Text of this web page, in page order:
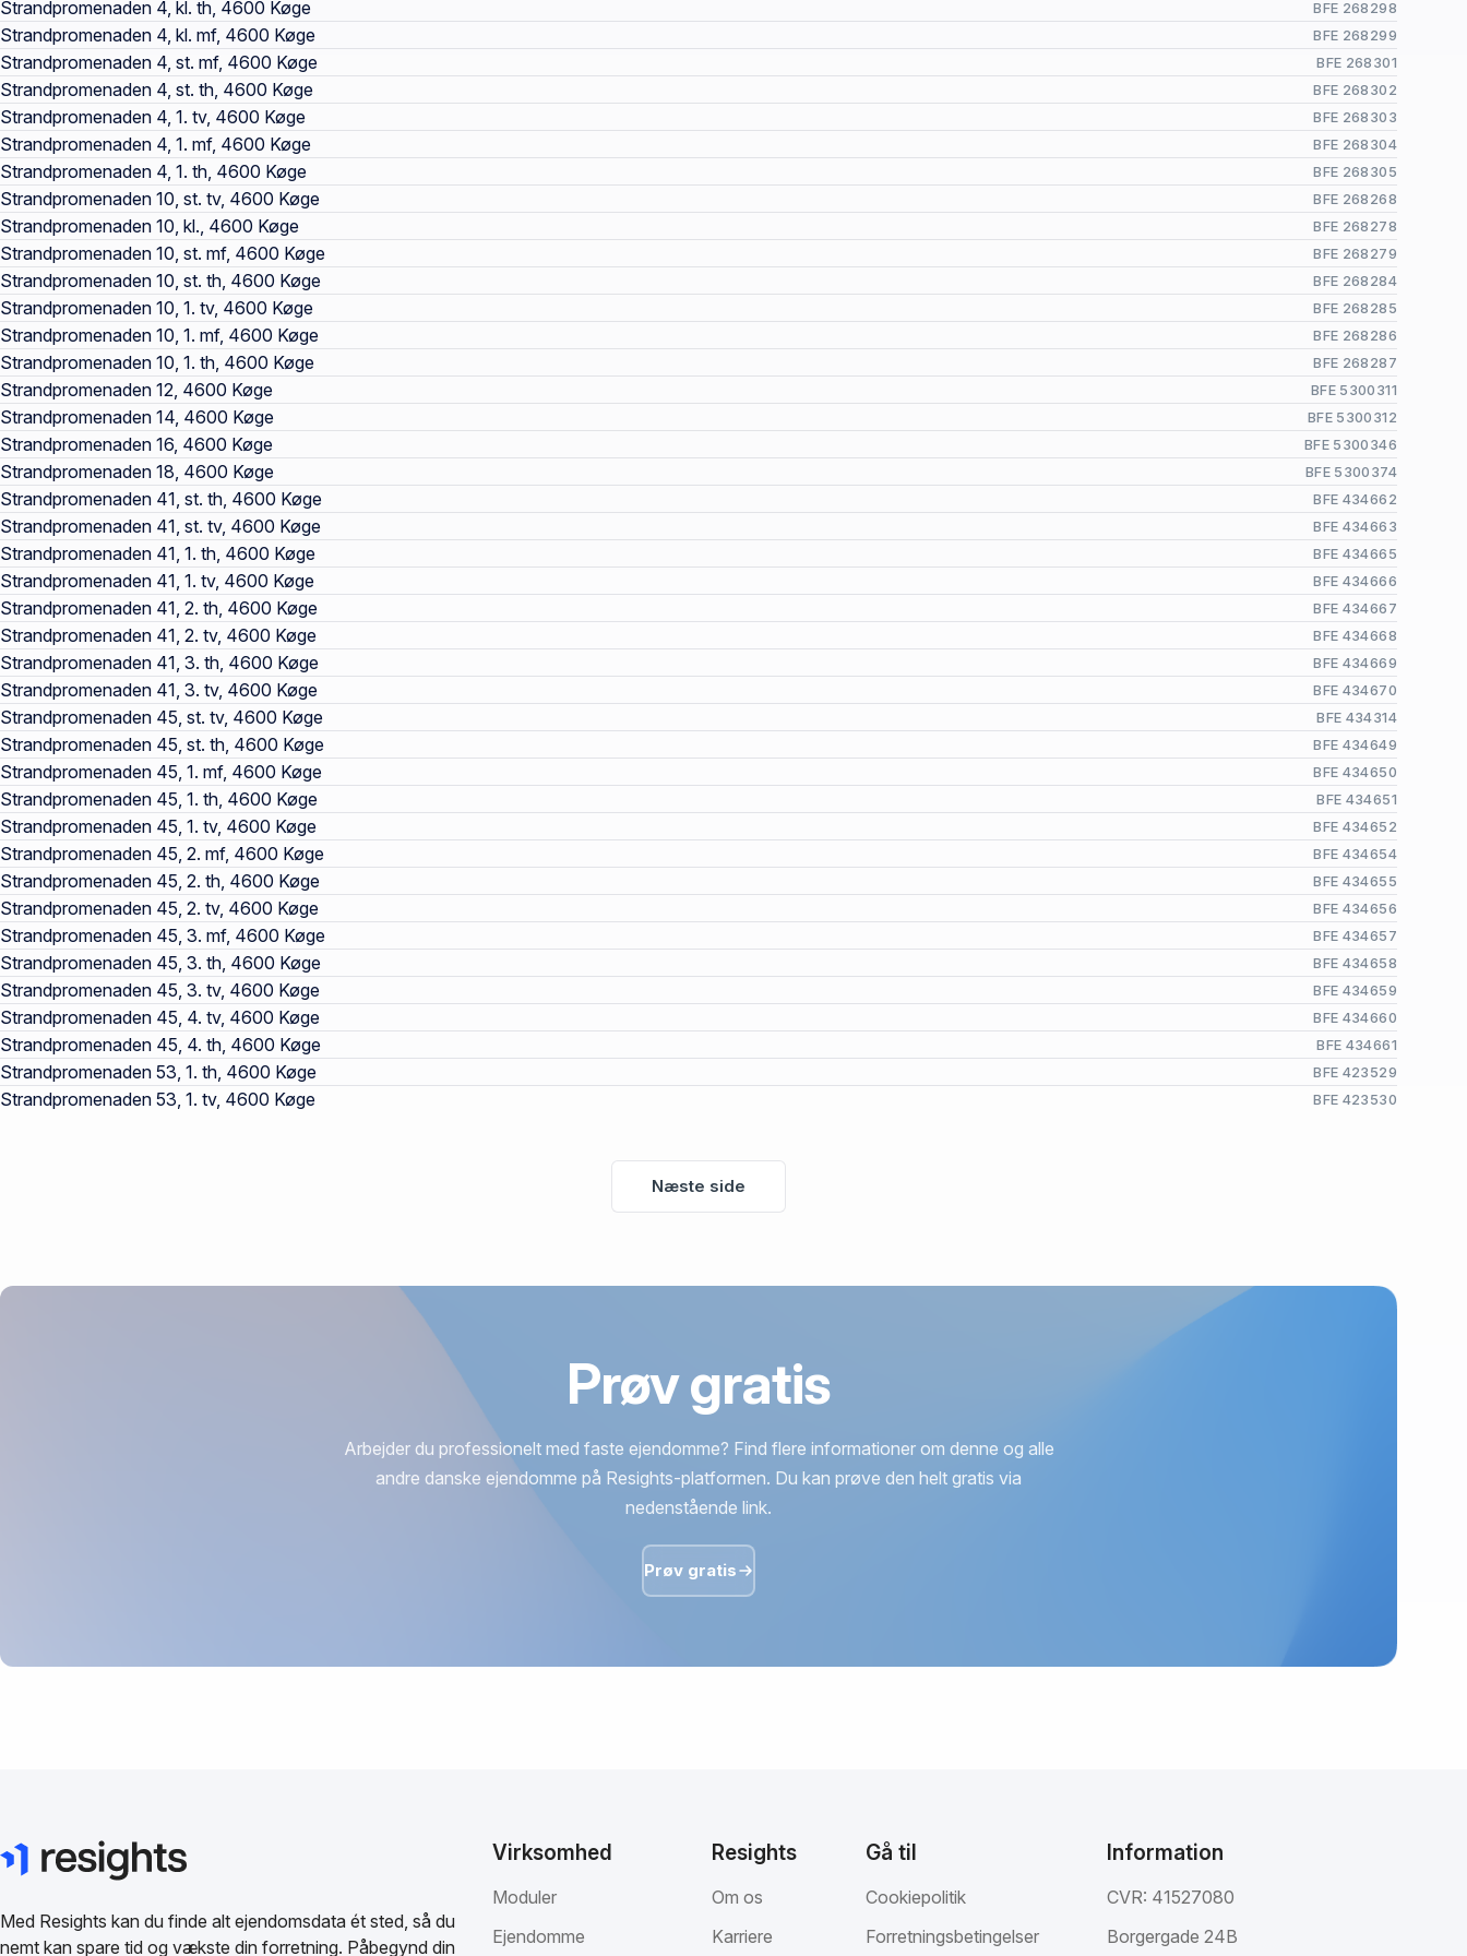
Strandpromenaden 4, kl. th, 4600 Køge BFE 268298
Strandpromenaden 4, kl. mf, 4600 Køge BFE 268299
Strandpromenaden 4, st. mf, 4600 Køge BFE 268301
Strandpromenaden 4, st. th, 4600 Køge BFE 268302
Strandpromenaden 4, 1. tv, 4600 Køge BFE 268303
Strandpromenaden 4, 1. mf, 4600 Køge BFE 268304
Strandpromenaden 4, 1. th, 4600 Køge BFE 268305
Strandpromenaden 10, st. tv, 4600 Køge BFE 268268
Strandpromenaden 10, kl., 4600 Køge BFE 268278
Strandpromenaden 10, st. mf, 4600 Køge BFE 268279
Strandpromenaden 10, st. th, 4600 Køge BFE 268284
Strandpromenaden 10, 1. tv, 4600 Køge BFE 268285
Strandpromenaden 10, 1. mf, 4600 Køge BFE 268286
Strandpromenaden 10, 1. th, 4600 Køge BFE 268287
Strandpromenaden 12, 4600 Køge BFE 5300311
Strandpromenaden 14, 4600 Køge BFE 5300312
Strandpromenaden 16, 4600 Køge BFE 5300346
Strandpromenaden 18, 4600 Køge BFE 5300374
Strandpromenaden 41, st. th, 4600 Køge BFE 434662
Strandpromenaden 41, st. tv, 4600 Køge BFE 434663
Strandpromenaden 41, 1. th, 4600 Køge BFE 434665
Strandpromenaden 41, 1. tv, 4600 Køge BFE 434666
Strandpromenaden 41, 2. th, 4600 Køge BFE 434667
Strandpromenaden 41, 2. tv, 4600 Køge BFE 434668
Strandpromenaden 41, 3. th, 4600 Køge BFE 434669
Strandpromenaden 41, 3. tv, 4600 Køge BFE 434670
Strandpromenaden 45, st. tv, 4600 Køge BFE 434314
Strandpromenaden 45, st. th, 4600 Køge BFE 434649
Strandpromenaden 45, 1. mf, 4600 Køge BFE 434650
Strandpromenaden 45, 1. th, 4600 Køge BFE 434651
Strandpromenaden 45, 1. tv, 4600 Køge BFE 434652
Strandpromenaden 45, 2. mf, 4600 Køge BFE 434654
Strandpromenaden 45, 2. th, 4600 Køge BFE 434655
Strandpromenaden 45, 2. tv, 4600 Køge BFE 434656
Strandpromenaden 45, 3. mf, 4600 Køge BFE 434657
Strandpromenaden 45, 3. th, 4600 Køge BFE 434658
Strandpromenaden 45, 3. tv, 4600 Køge BFE 434659
Strandpromenaden 45, 4. tv, 4600 Køge BFE 434660
Strandpromenaden 45, 4. th, 4600 Køge BFE 434661
Strandpromenaden 53, 1. th, 4600 Køge BFE 423529
Strandpromenaden 53, 1. tv, 4600 Køge BFE 423530
Næste side
Prøv gratis
Arbejder du professionelt med faste ejendomme? Find flere informationer om denne og alle
andre danske ejendomme på Resights-platformen. Du kan prøve den helt gratis via
nedenstående link.
Prøv gratis
Med Resights kan du finde alt ejendomsdata ét sted, så du
nemt kan spare tid og vækste din forretning. Påbegynd din
Virksomhed
Moduler
Ejendomme
Resights
Om os
Karriere
Gå til
Cookiepolitik
Forretningsbetingelser
Information
CVR: 41527080
Borgergade 24B